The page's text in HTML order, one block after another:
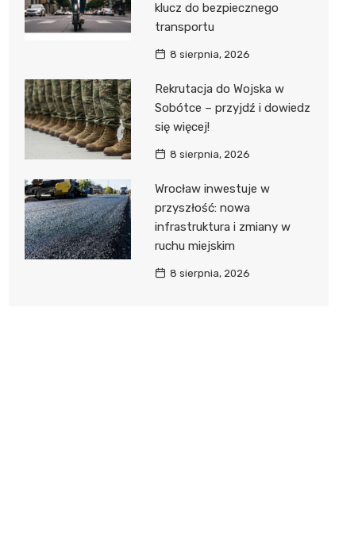
klucz do bezpiecznego
transportu
8 sierpnia, 2026
Rekrutacja do Wojska w
Sobótce – przyjdź i dowiedz
się więcej!
8 sierpnia, 2026
Wrocław inwestuje w
przyszłość: nowa
infrastruktura i zmiany w
ruchu miejskim
8 sierpnia, 2026